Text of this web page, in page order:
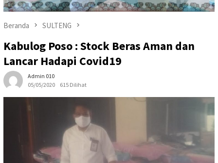
Beranda SULTENG
Kabulog Poso : Stock Beras Aman dan
Lancar Hadapi Covid19
Admin 010
05/05/2020
615 Dilihat